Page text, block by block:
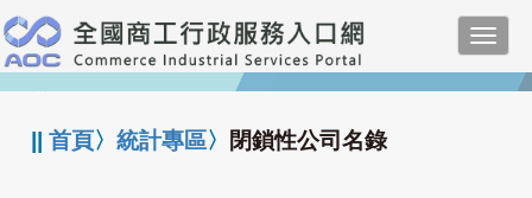
跳
到
主
要
:::
||首頁〉統計專區〉 閉鎖性公司名錄